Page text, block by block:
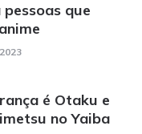
que
é Otaku e
no Yaiba